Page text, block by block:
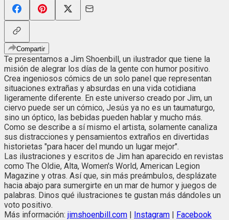
Compartir
Te presentamos a Jim Shoenbill, un ilustrador que tiene la
misión de alegrar los días de la gente con humor positivo.
Crea ingeniosos cómics de un solo panel que representan
situaciones extrañas y absurdas en una vida cotidiana
ligeramente diferente. En este universo creado por Jim, un
ciervo puede ser un cómico, Jesús ya no es un taumaturgo,
sino un óptico, las bebidas pueden hablar y mucho más.
Como se describe a sí mismo el artista, solamente canaliza
sus distracciones y pensamientos extraños en divertidas
historietas "para hacer del mundo un lugar mejor".
Las ilustraciones y escritos de Jim han aparecido en revistas
como The Oldie, Alta, Women's World, American Legion
Magazine y otras. Así que, sin más preámbulos, desplázate
hacia abajo para sumergirte en un mar de humor y juegos de
palabras. Dinos qué ilustraciones te gustan más dándoles un
voto positivo.
Más información: jimshoenbill.com | Instagram | Facebook